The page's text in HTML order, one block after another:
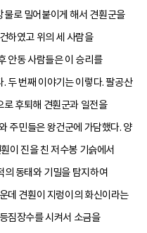
로 밀어붙이게 해서 견훤군을
하였고 위의 세 사람을
안동 사람들은 이 승리를
. 두 번째 이야기는 이렇다. 팔공산
후퇴해 견훤군과 일전을
주민들은 왕건군에 가담했다. 양
이 진을 친 저수봉 기슭에서
동태와 기밀을 탐지하여
데 견훤이 지렁이의 화신이라는
짐장수를 시켜서 소금을